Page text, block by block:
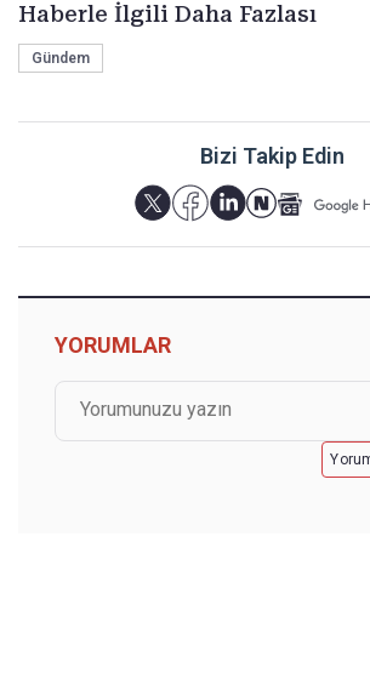
Haberle İlgili Daha Fazlası
Gündem
Bizi Takip Edin
YORUMLAR